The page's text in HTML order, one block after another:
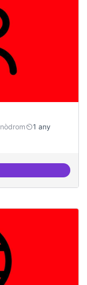
1 any
i continuitat